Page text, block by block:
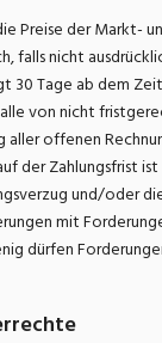
Preise der Markt-
falls nicht
30 Tage ab dem
von nicht
offenen
der Zahlungsfrist
und/oder
mit
dürfen